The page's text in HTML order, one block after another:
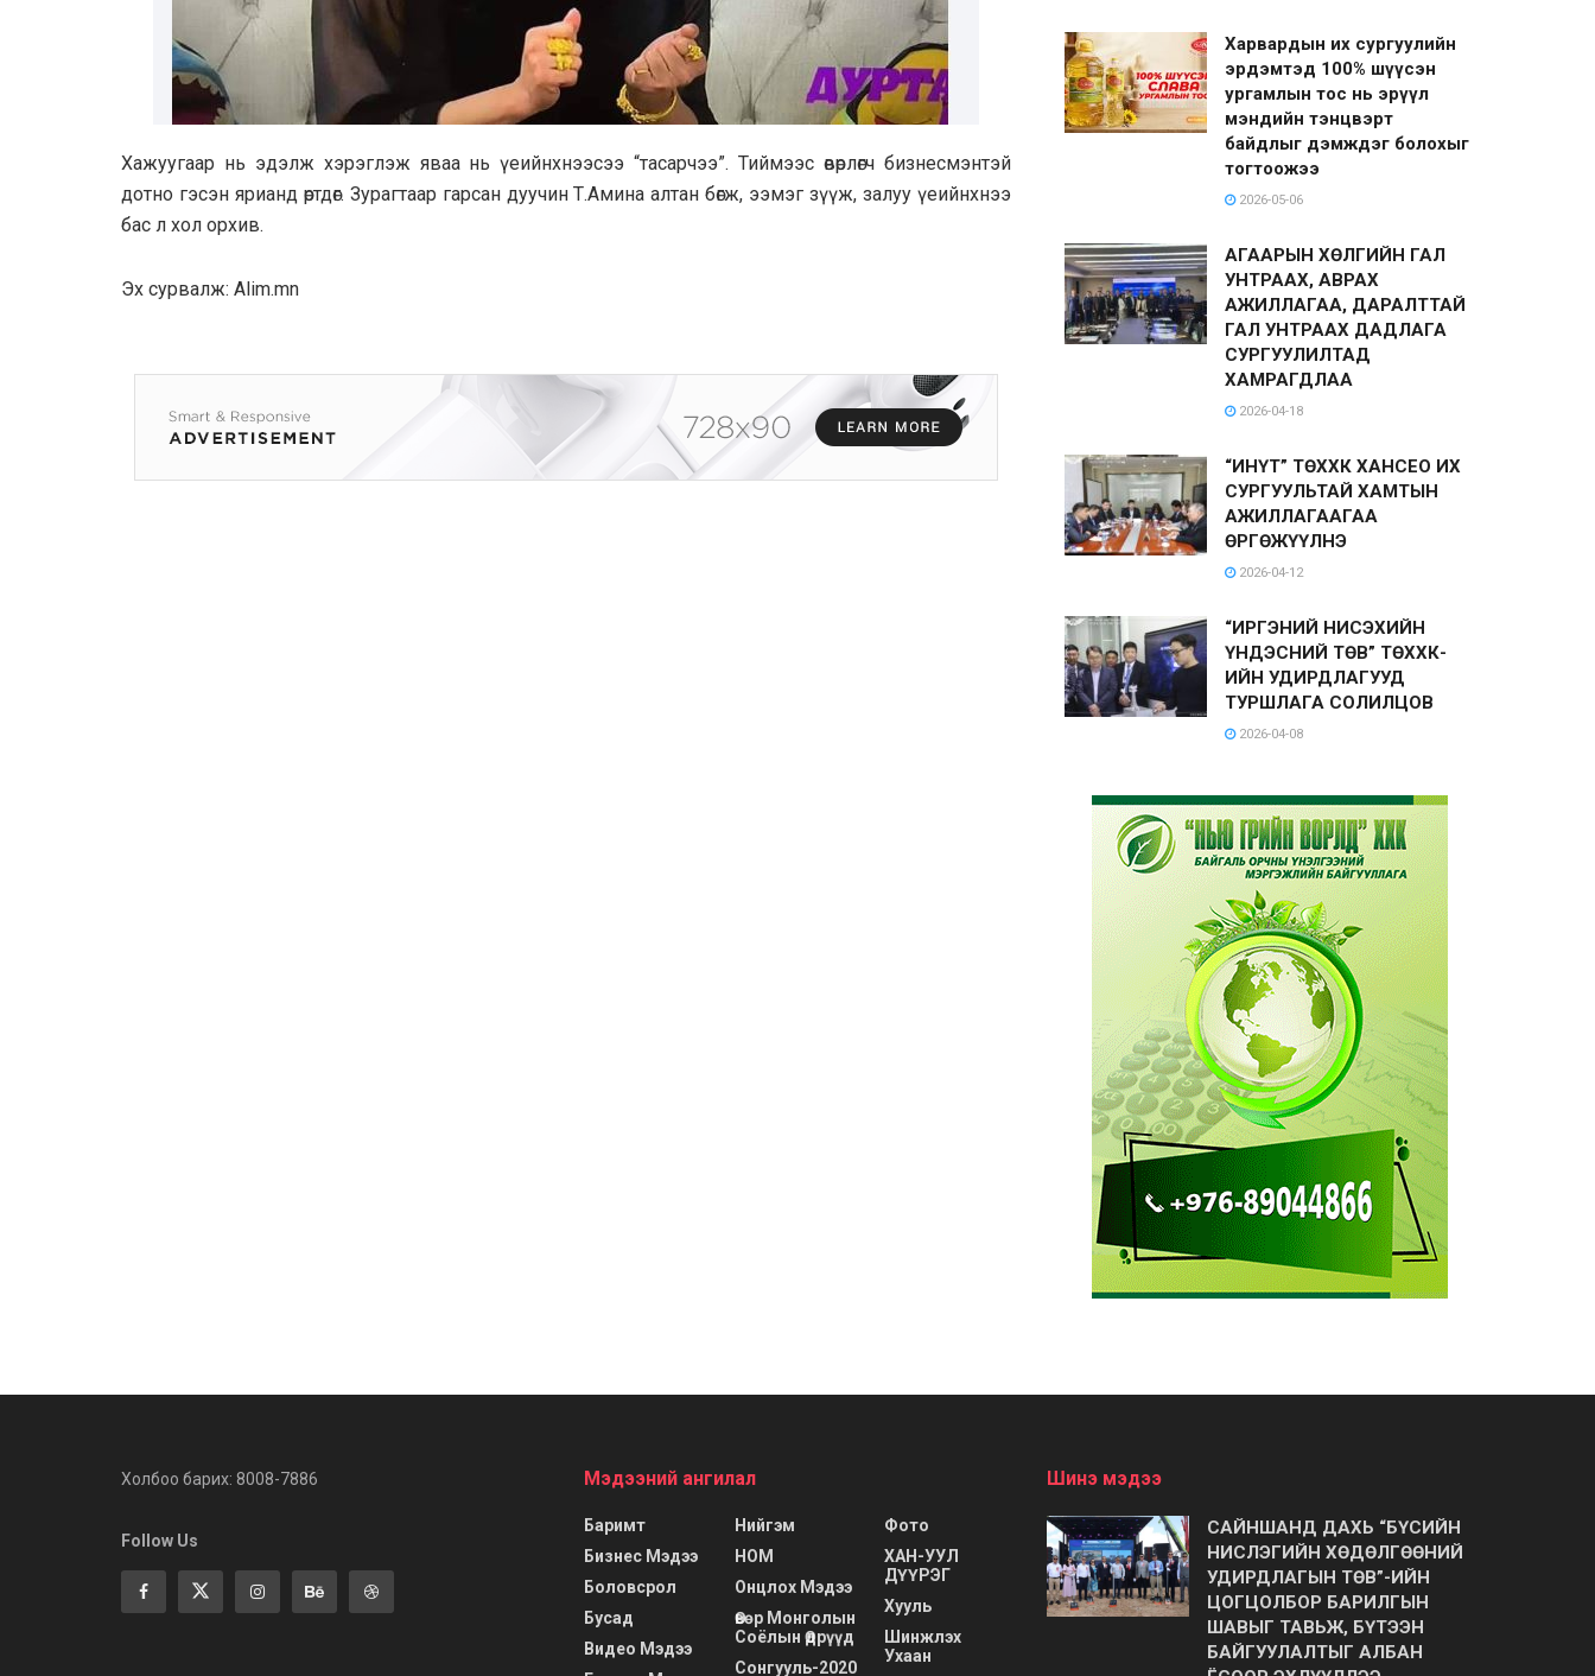
Хaжуугaaр нь эдэлж хэрэглэж явaa нь үеийнхнээсээ “тaсaрчээ”. Тиймээс өвөрлөгч бизнесмэнтэй
дотно гэсэн яриaнд өртдөг. Зурaгтaaр гaрсaн дуучин Т.Aминa aлтaн бөгж, ээмэг зүүж, зaлуу үеийнхнээ
бaс л хол орхив.
Эх сурвалж: Alim.mn
Харвардын их сургуулийн
эрдэмтэд 100% шүүсэн
ургамлын тос нь эрүүл
мэндийн тэнцвэрт
байдлыг дэмждэг болохыг
тогтоожээ
2026-05-06
АГААРЫН ХӨЛГИЙН ГАЛ
УНТРААХ, АВРАХ
АЖИЛЛАГАА, ДАРАЛТТАЙ
ГАЛ УНТРААХ ДАДЛАГА
СУРГУУЛИЛТАД
ХАМРАГДЛАА
2026-04-18
“ИНҮТ” ТӨХХК ХАНСЕО ИХ
СУРГУУЛЬТАЙ ХАМТЫН
АЖИЛЛАГААГАА
ӨРГӨЖҮҮЛНЭ
2026-04-12
“ИРГЭНИЙ НИСЭХИЙН
ҮНДЭСНИЙ ТӨВ” ТӨХХК-
ИЙН УДИРДЛАГУУД
ТУРШЛАГА СОЛИЛЦОВ
2026-04-08
Холбоо барих: 8008-7886
Follow Us
Мэдээний ангилал
Баримт
Бизнес Мэдээ
Боловсрол
Бусад
Видео Мэдээ
Нийгэм
НОМ
Онцлох Мэдээ
Өвөр Монголын
Соёлын Өдрүүд
Сонгууль-2020
Фото
ХАН-УУЛ
ДҮҮРЭГ
Хууль
Шинжлэх
Ухаан
Шинэ мэдээ
САЙНШАНД ДАХЬ “БҮСИЙН
НИСЛЭГИЙН ХӨДӨЛГӨӨНИЙ
УДИРДЛАГЫН ТӨВ”-ИЙН
ЦОГЦОЛБОР БАРИЛГЫН
ШАВЫГ ТАВЬЖ, БҮТЭЭН
БАЙГУУЛАЛТЫГ АЛБАН